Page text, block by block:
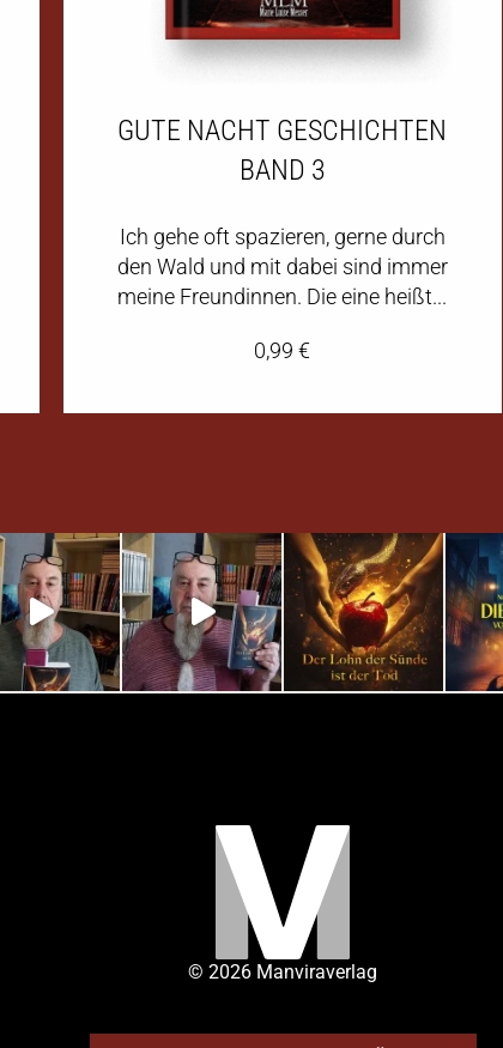
GUTE NACHT GESCHICHTEN
BAND 3
Ich gehe oft spazieren, gerne durch
den Wald und mit dabei sind immer
meine Freundinnen. Die eine heißt...
0,99€
© 2026 Manviraverlag